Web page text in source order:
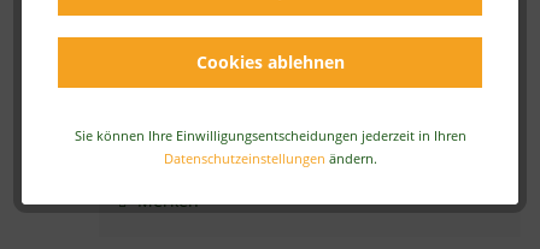
Cookies ablehnen
Sie können Ihre Einwilligungsentscheidungen jederzeit in Ihren
Datenschutzeinstellungen ändern.
inkl. MwSt.zzgl. Versandkosten
Sofort versandfertig, Lieferzeit ca. 2-4 Werktage
Artikel-Nr.: A-4037-BIO
Merken